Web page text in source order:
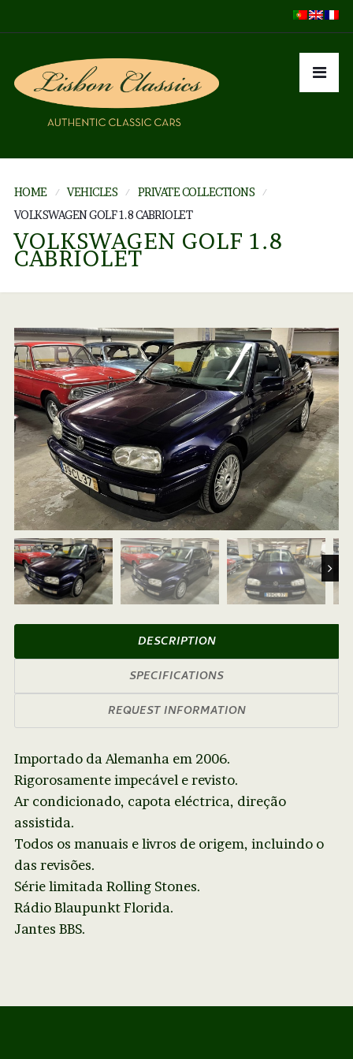
HOME VEHICLES
PRIVATE COLLECTIONS
VOLKSWAGEN GOLF 1.8 CABRIOLET
VOLKSWAGEN GOLF 1.8
CABRIOLET
Next
DESCRIPTION
SPECIFICATIONS
REQUEST INFORMATION
Importado da Alemanha em 2006.
Rigorosamente impecável e revisto.
Ar condicionado, capota eléctrica, direção
assistida.
Todos os manuais e livros de origem, incluindo o
das revisões.
Série limitada Rolling Stones.
Rádio Blaupunkt Florida.
Jantes BBS.